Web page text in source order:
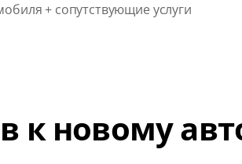
+ сопутствующие услуги
к новому